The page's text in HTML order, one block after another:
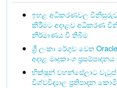
ඉහළ අධිකරණවල
කිරීමට අදාළව අධිකරණ
නිර්මාණය වී තිබීම
ශ්‍රී ලංකා රේගුව වෙත
අදාළ මෘදුකාංග
භික්ෂූන් වහන්සේලාට
විශ්වවිද්‍යාල ප්‍රතිපාදන